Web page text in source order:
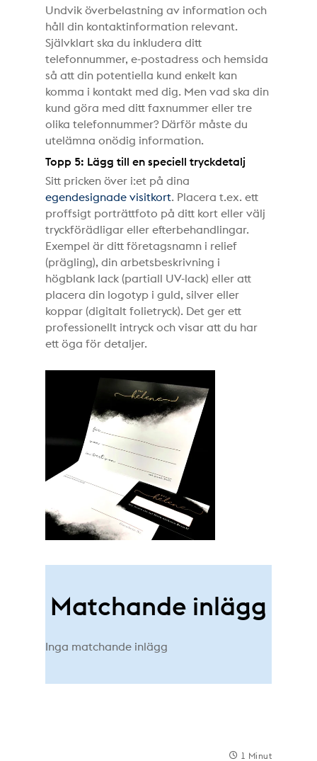
Undvik överbelastning av information och
håll din kontaktinformation relevant.
Självklart ska du inkludera ditt
telefonnummer, e-postadress och hemsida
så att din potentiella kund enkelt kan
komma i kontakt med dig. Men vad ska din
kund göra med ditt faxnummer eller tre
olika telefonnummer? Därför måste du
utelämna onödig information.
Topp 5: Lägg till en speciell tryckdetalj
Sitt pricken över i:et på dina
egendesignade visitkort. Placera t.ex. ett
proffsigt porträttfoto på ditt kort eller välj
tryckförädligar eller efterbehandlingar.
Exempel är ditt företagsnamn i relief
(prägling), din arbetsbeskrivning i
högblank lack (partiall UV-lack) eller att
placera din logotyp i guld, silver eller
koppar (digitalt folietryck). Det ger ett
professionellt intryck och visar att du har
ett öga för detaljer.
Matchande inlägg
Inga matchande inlägg
1 Minut